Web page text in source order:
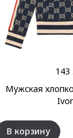
143
Мужская
В корзину